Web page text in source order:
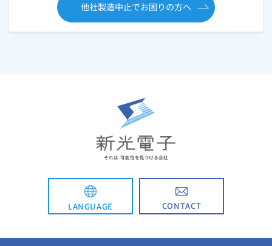
他社製造中止でお困りの方へ
LANGUAGE CONTACT